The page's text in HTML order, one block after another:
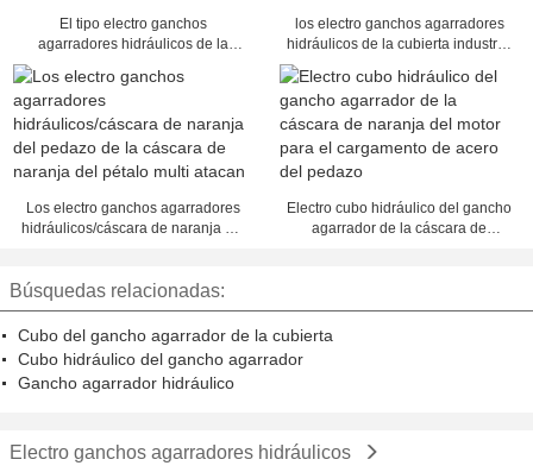
El tipo electro ganchos
agarradores hidráulicos de la
cargo a granel seco que carga 28T
6 - 15CBM
los electro ganchos agarradores
hidráulicos de la cubierta industrial
25T/atacan para la grúa de la nave
³ de 6 - del 12m
Los electro ganchos agarradores
hidráulicos/cáscara de naranja del
Electro cubo hidráulico del gancho
agarrador de la cáscara de
Búsquedas relacionadas:
Cubo del gancho agarrador de la cubierta
Cubo hidráulico del gancho agarrador
Gancho agarrador hidráulico
Electro ganchos agarradores hidráulicos